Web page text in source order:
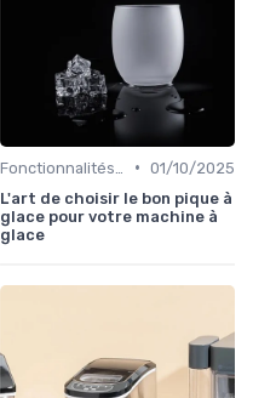
• 01/10/2025
L'art de choisir le bon pique à
glace pour votre machine à
glace